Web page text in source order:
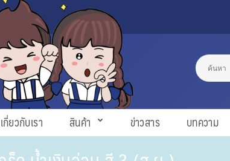
เกี่ยวกับเรา สินค้า ข่าวสาร บทความ